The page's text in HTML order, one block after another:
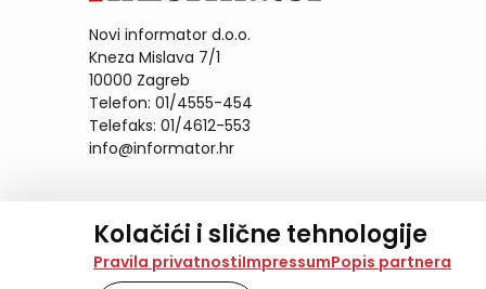
Kolačići i slične tehnologije
Na našoj web stranici koristimo kolačiće i slične
analiziramo promet na stranici te prikazujemo
Pravila privatnostiImpressumPopis partnera
Novi informator d.o.o.
Kneza Mislava 7/1
10000 Zagreb
Telefon: 01/4555-454
Telefaks: 01/4612-553
info@informator.hr